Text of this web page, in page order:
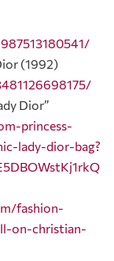
(1992)
Dior”
princess-
lady-dior-bag?
fashion-
on-christian-